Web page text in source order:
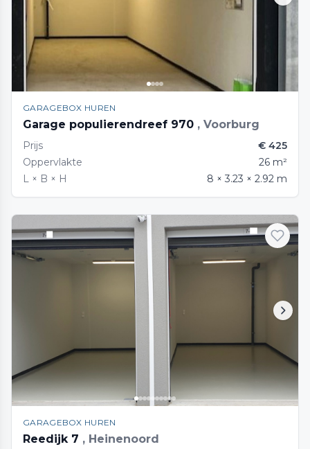
GARAGEBOX HUREN
Garage populierendreef 970 , Voorburg
Prijs
€ 425
Oppervlakte
26 m²
L × B × H
8 × 3.23 × 2.92 m
GARAGEBOX HUREN
Reedijk 7 , Heinenoord